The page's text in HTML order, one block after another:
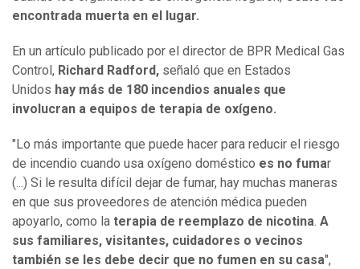
encontrada muerta en el lugar.
En un artículo publicado por el director de BPR Medical Gas
Control, Richard Radford, señaló que en Estados
Unidos hay más de 180 incendios anuales que
involucran a equipos de terapia de oxígeno.
"Lo más importante que puede hacer para reducir el riesgo
de incendio cuando usa oxígeno doméstico es no fumar
(...) Si le resulta difícil dejar de fumar, hay muchas maneras
en que sus proveedores de atención médica pueden
apoyarlo, como la terapia de reemplazo de nicotina. A
sus familiares, visitantes, cuidadores o vecinos
también se les debe decir que no fumen en su casa",